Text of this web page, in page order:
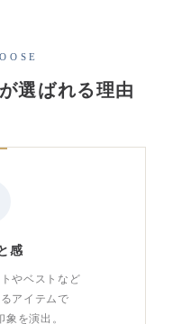
選ばれる理由
感
やベストなど
アイテムで
を演出。